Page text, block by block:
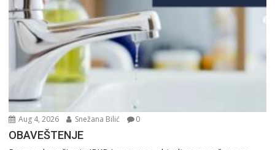
Aug 4, 2026 Snežana Bilić 0
OBAVEŠTENJE